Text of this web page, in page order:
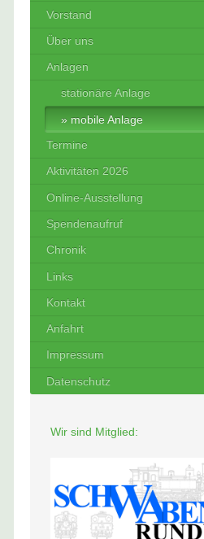
Vorstand
Über uns
Anlagen
stationäre Anlage
mobile Anlage
Termine
Aktivitäten 2026
Online-Ausstellung
Spendenaufruf
Chronik
Links
Kontakt
Anfahrt
Impressum
Datenschutz
Wir sind Mitglied: